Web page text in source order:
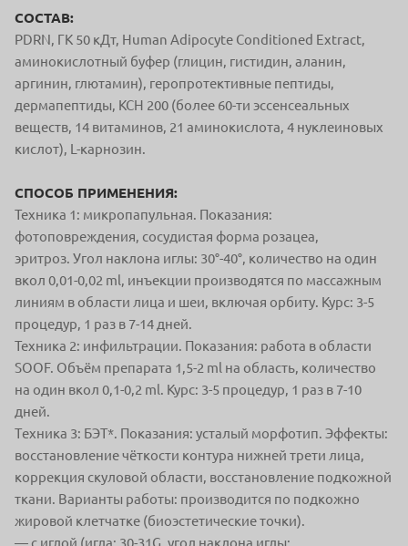
СОСТАВ:
PDRN, ГК 50 кДт, Нuman Adipocyte Conditioned Extract,
аминокислотный буфер (глицин, гистидин, аланин,
аргинин, глютамин), геропротективные пептиды,
дермапептиды, КСН 200 (более 60-ти эссенсеальных
веществ, 14 витаминов, 21 аминокислота, 4 нуклеиновых
кислот), L-карнозин.
СПОСОБ ПРИМЕНЕНИЯ:
Техника 1: микропапульная. Показания:
фотоповреждения, сосудистая форма розацеа,
эритроз. Угол наклона иглы: 30°-40°, количество на один
вкол 0,01-0,02 ml, инъекции производятся по массажным
линиям в области лица и шеи, включая орбиту. Курс: 3-5
процедур, 1 раз в 7-14 дней.
Техника 2: инфильтрации. Показания: работа в области
SOOF. Объём препарата 1,5-2 ml на область, количество
на один вкол 0,1-0,2 ml. Курс: 3-5 процедур, 1 раз в 7-10
дней.
Tехникa 3: БЭТ*. Показания: усталый морфотип. Эффекты:
восстановление чёткости контура нижней трети лица,
коррекция скуловой области, восстановление подкожной
ткани. Варианты работы: производится по подкожно
жировой клетчатке (биоэстетические точки).
— с иглой (игла: 30-31G, угол наклона иглы: